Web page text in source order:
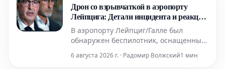
подчёркивает растущие угрозы, с
Дрон со взрывчаткой в аэропорту
Лейпцига: Детали инцидента и реакция
властей
В аэропорту Лейпциг/Галле был
обнаружен беспилотник, оснащенный
взрывным устройством. В связи с этим
серьезным инцидентом федеральный
6 августа 2026 г. · Радомир Волжский1 мин